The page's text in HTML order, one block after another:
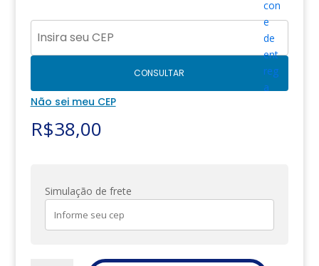
CONSULTAR
Não sei meu CEP
R$38,00
Simulação de frete